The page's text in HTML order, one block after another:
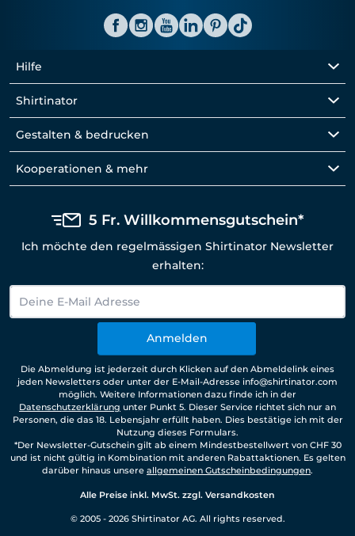
Hilfe
Shirtinator
Gestalten & bedrucken
Kooperationen & mehr
5 Fr. Willkommensgutschein*
Ich möchte den regelmässigen Shirtinator Newsletter
erhalten:
Anmelden
Die Abmeldung ist jederzeit durch Klicken auf den Abmeldelink eines
jeden Newsletters oder unter der E-Mail-Adresse info@shirtinator.com
möglich. Weitere Informationen dazu finde ich in der
Datenschutzerklärung unter Punkt 5. Dieser Service richtet sich nur an
Personen, die das 18. Lebensjahr erfüllt haben. Dies bestätige ich mit der
Nutzung dieses Formulars.
*Der Newsletter-Gutschein gilt ab einem Mindestbestellwert von CHF 30
und ist nicht gültig in Kombination mit anderen Rabattaktionen. Es gelten
darüber hinaus unsere allgemeinen Gutscheinbedingungen.
Alle Preise inkl. MwSt. zzgl. Versandkosten
© 2005 - 2026 Shirtinator AG. All rights reserved.